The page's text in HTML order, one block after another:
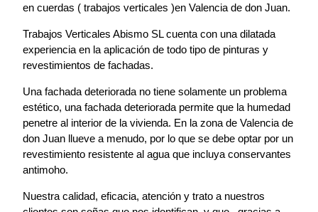
en cuerdas ( trabajos verticales )en Valencia de don Juan.
Trabajos Verticales Abismo SL cuenta con una dilatada
experiencia en la aplicación de todo tipo de pinturas y
revestimientos de fachadas.
Una fachada deteriorada no tiene solamente un problema
estético, una fachada deteriorada permite que la humedad
penetre al interior de la vivienda. En la zona de Valencia de
don Juan llueve a menudo, por lo que se debe optar por un
revestimiento resistente al agua que incluya conservantes
antimoho.
Nuestra calidad, eficacia, atención y trato a nuestros